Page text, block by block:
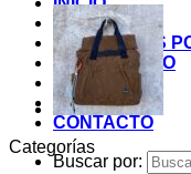
TIENDA
MIS COSITAS
EL COMIENZO
BLOG
PAGOS
CONTACTO
Buscar por:
Categorías